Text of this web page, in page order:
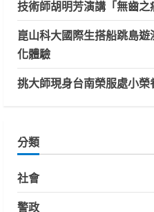
技術師胡明芳演講「無齒
崑山科大國際生搭船跳島
化體驗
挑大師現身台南榮服處小榮
分類
社會
警政